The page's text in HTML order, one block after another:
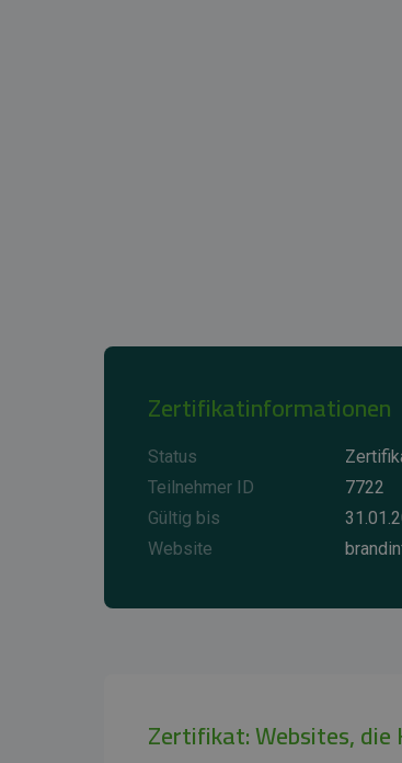
Zertifikatinformationen
Status
Teilnehmer ID
7722
Gültig bis
Website
Zertifikat: Websites,